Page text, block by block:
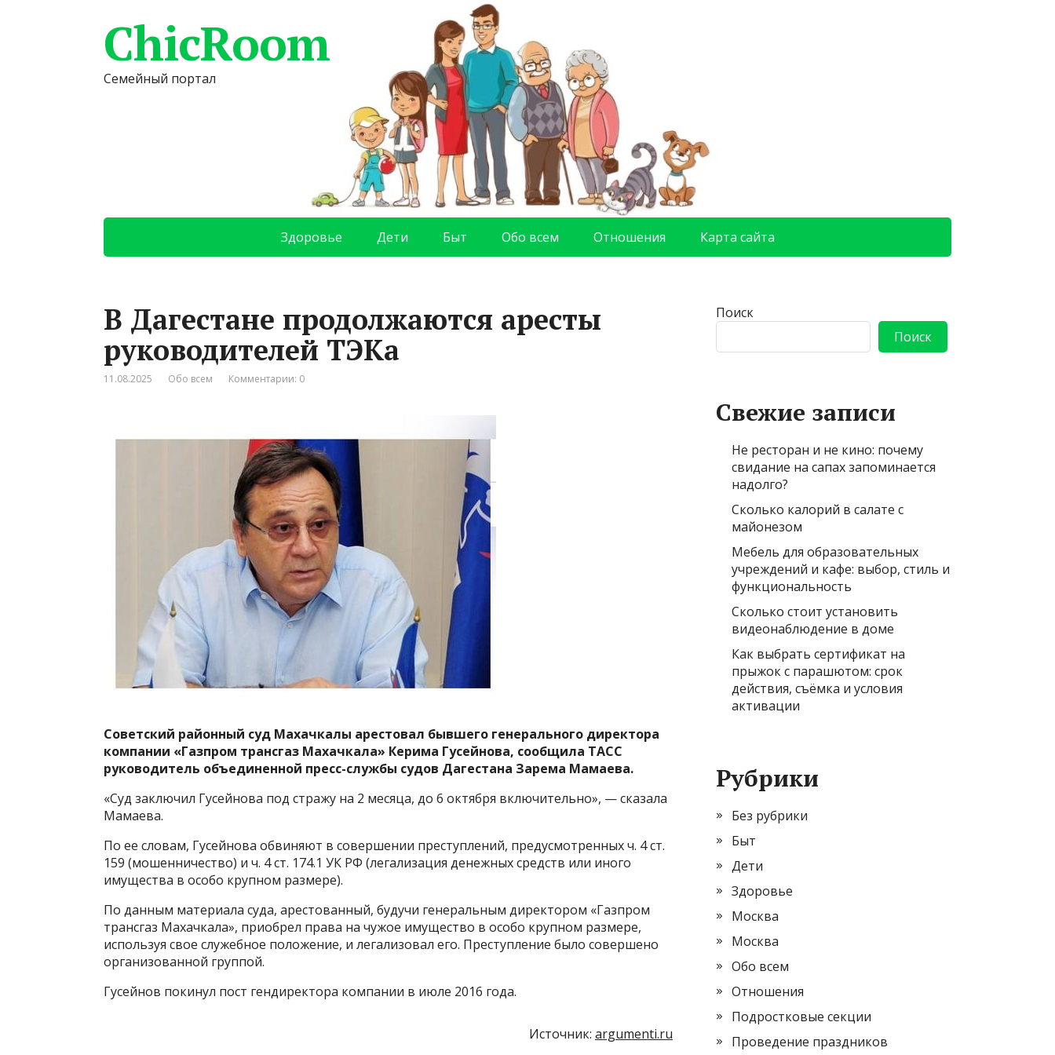
ChicRoom
Семейный портал
Здоровье Дети Быт Обо всем Отношения Карта сайта
В Дагестане продолжаются аресты
руководителей ТЭКа
11.08.2025 Обо всем Комментарии: 0
Советский районный суд Махачкалы арестовал бывшего генерального директора
компании «Газпром трансгаз Махачкала» Керима Гусейнова, сообщила ТАСС
руководитель объединенной пресс-службы судов Дагестана Зарема Мамаева.
«Суд заключил Гусейнова под стражу на 2 месяца, до 6 октября включительно», — сказала
Мамаева.
По ее словам, Гусейнова обвиняют в совершении преступлений, предусмотренных ч. 4 ст.
159 (мошенничество) и ч. 4 ст. 174.1 УК РФ (легализация денежных средств или иного
имущества в особо крупном размере).
По данным материала суда, арестованный, будучи генеральным директором «Газпром
трансгаз Махачкала», приобрел права на чужое имущество в особо крупном размере,
используя свое служебное положение, и легализовал его. Преступление было совершено
организованной группой.
Гусейнов покинул пост гендиректора компании в июле 2016 года.
Источник: argumenti.ru
Поиск
Поиск
Свежие записи
Не ресторан и не кино: почему
свидание на сапах запоминается
надолго?
Сколько калорий в салате с
майонезом
Мебель для образовательных
учреждений и кафе: выбор, стиль и
функциональность
Сколько стоит установить
видеонаблюдение в доме
Как выбрать сертификат на
прыжок с парашютом: срок
действия, съёмка и условия
активации
Рубрики
Без рубрики
Быт
Дети
Здоровье
Москва
Москва
Обо всем
Отношения
Подростковые секции
Проведение праздников